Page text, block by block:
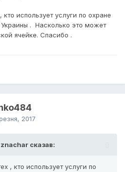
использует услуги по охране
. Насколько это может
ячейке. Спасибо .
2017
znachar сказав:
, кто использует услуги по